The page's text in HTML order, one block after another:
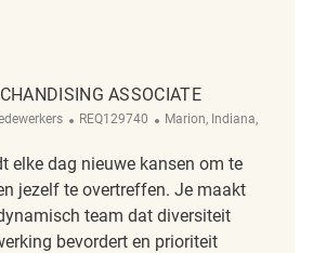
REQ142035
ASSOCIATE
ReqId
REQ129740 Plaats
Marion, Indiana,
elke dag nieuwe kansen om te
jezelf te overtreffen. Je maakt
team dat diversiteit
bevordert en prioriteit